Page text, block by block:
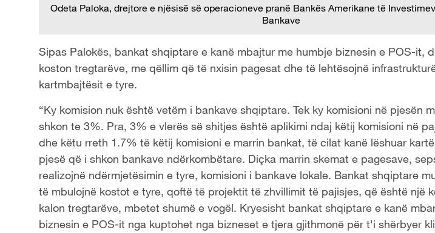
Odeta Paloka, drejtore e njësisë së operacioneve pranë Bankës Amerikane të
Bankave
Sipas Palokës, bankat shqiptare e kanë mbajtur me humbje biznesin e POS-it,
koston tregtarëve, me qëllim që të nxisin pagesat dhe të lehtësojnë
kartmbajtësit e tyre.
“Ky komision nuk është vetëm i bankave shqiptare. Tek ky komisioni në pjesën
shkon te 3%. Pra, 3% e vlerës së shitjes është aplikimi ndaj këtij komisioni në
dhe këtu rreth 1.7% të këtij komisioni e marrin bankat, të cilat kanë lëshuar
pjesë që i shkon bankave ndërkombëtare. Diçka marrin skemat e pagesave,
realizojnë ndërmjetësimin e tyre, komisioni i bankave lokale. Bankat shqiptare
të mbulojnë kostot e tyre, qoftë të projektit të zhvillimit të pajisjes, që është një
kalon tregtarëve, mbetet shumë e vogël. Kryesisht bankat shqiptare e kanë
biznesin e POS-it nga kuptohet nga bizneset e tjera gjithmonë për t'i shërbyer